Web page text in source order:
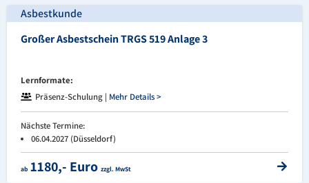
Asbestkunde
Großer Asbestschein TRGS 519 Anlage 3
Lernformate:
Präsenz-Schulung | Mehr Details >
Nächste Termine:
06.04.2027 (Düsseldorf)
ab 1180,- Euro zzgl. MwSt